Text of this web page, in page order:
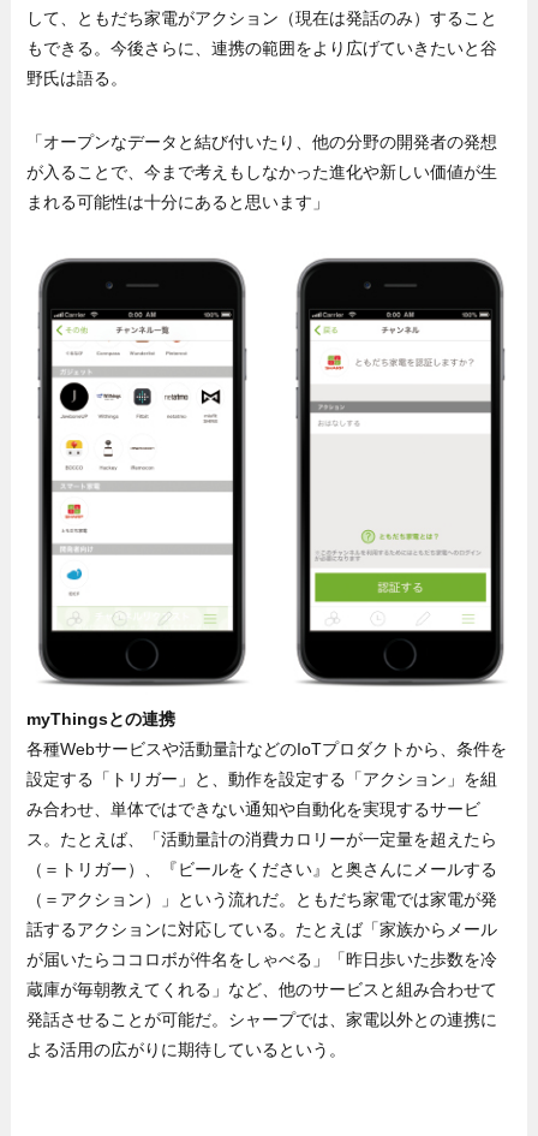
して、ともだち家電がアクション（現在は発話のみ）すること
もできる。今後さらに、連携の範囲をより広げていきたいと谷
野氏は語る。
「オープンなデータと結び付いたり、他の分野の開発者の発想
が入ることで、今まで考えもしなかった進化や新しい価値が生
まれる可能性は十分にあると思います」
myThingsとの連携
各種Webサービスや活動量計などのIoTプロダクトから、条件を
設定する「トリガー」と、動作を設定する「アクション」を組
み合わせ、単体ではできない通知や自動化を実現するサービ
ス。たとえば、「活動量計の消費カロリーが一定量を超えたら
（＝トリガー）、『ビールをください』と奥さんにメールする
（＝アクション）」という流れだ。ともだち家電では家電が発
話するアクションに対応している。たとえば「家族からメール
が届いたらココロボが件名をしゃべる」「昨日歩いた歩数を冷
蔵庫が毎朝教えてくれる」など、他のサービスと組み合わせて
発話させることが可能だ。シャープでは、家電以外との連携に
よる活用の広がりに期待しているという。